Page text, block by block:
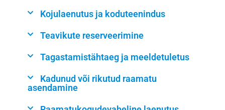
Kojulaenutus ja koduteenindus
Teavikute reserveerimine
Tagastamistähtaeg ja meeldetuletus
Kadunud või rikutud raamatu
asendamine